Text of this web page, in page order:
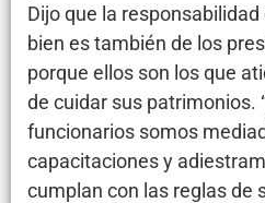
Dijo que la
bien es también de los
porque ellos son los que
de cuidar sus patrimonios.
funcionarios somos
capacitaciones y
cumplan con las reglas de